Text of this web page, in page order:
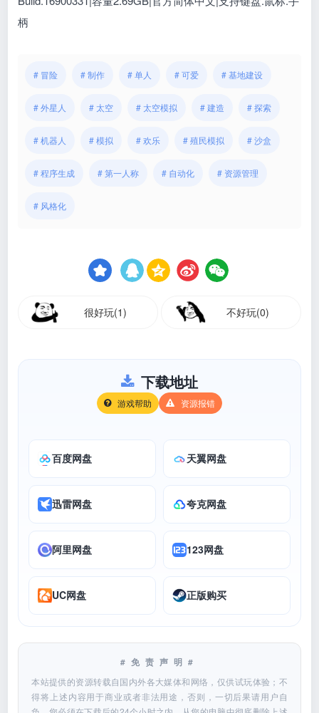
柄
# 冒险 # 制作 # 单人 # 可爱 # 基地建设
# 外星人 # 太空 # 太空模拟 # 建造 # 探索
# 机器人 # 模拟 # 欢乐 # 殖民模拟 # 沙盒
# 程序生成 # 第一人称 # 自动化 # 资源管理
# 风格化
很好玩(1) 不好玩(0)
下载地址
游戏帮助 资源报错
百度网盘 天翼网盘
迅雷网盘 夸克网盘
阿里网盘 123网盘
UC网盘 正版购买
#免责声明#
本站提供的资源转载自国内外各大媒体和网络，仅供试玩体验；不
得将上述内容用于商业或者非法用途，否则，一切后果请用户自